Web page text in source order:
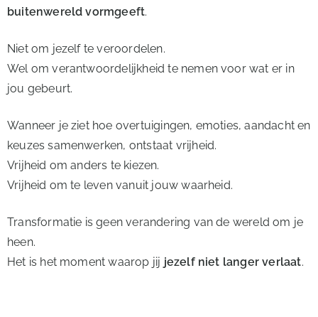
buitenwereld vormgeeft.
Niet om jezelf te veroordelen.
Wel om verantwoordelijkheid te nemen voor wat er in
jou gebeurt.
Wanneer je ziet hoe overtuigingen, emoties, aandacht en
keuzes samenwerken, ontstaat vrijheid.
Vrijheid om anders te kiezen.
Vrijheid om te leven vanuit jouw waarheid.
Transformatie is geen verandering van de wereld om je
heen.
Het is het moment waarop jij jezelf niet langer verlaat.